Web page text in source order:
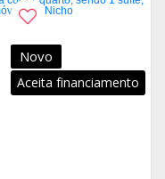
Novo
Aceita financiamento